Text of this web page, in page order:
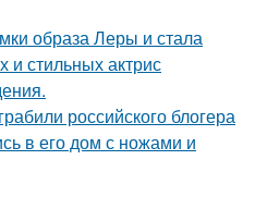
образа Леры и стала
и стильных актрис
российского блогера
в его дом с ножами и